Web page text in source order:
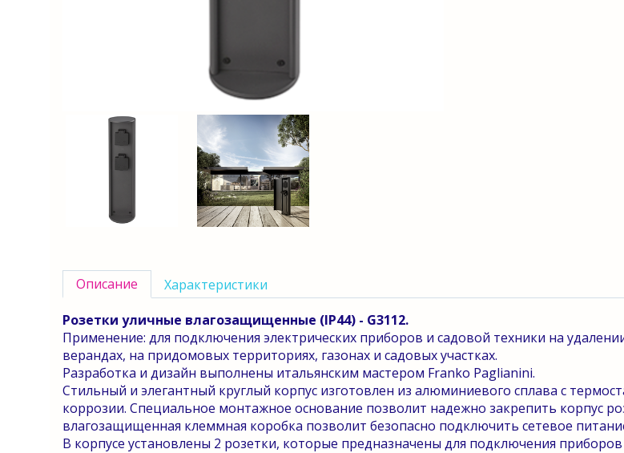
Описание
Розетки уличные влагозащищенные (IP44) - G3112.
Применение: для подключения электрических приборов и садовой техники на
верандах, на придомовых территориях, газонах и садовых участках.
Разработка и дизайн выполнены итальянским мастером Franko Paglianini.
Стильный и элегантный круглый корпус изготовлен из алюминиевого сплава с
коррозии. Специальное монтажное основание позволит надежно закрепить корпус
влагозащищенная клеммная коробка позволит безопасно подключить сетевое
В корпусе установлены 2 розетки, которые предназначены для подключения
Характеристики